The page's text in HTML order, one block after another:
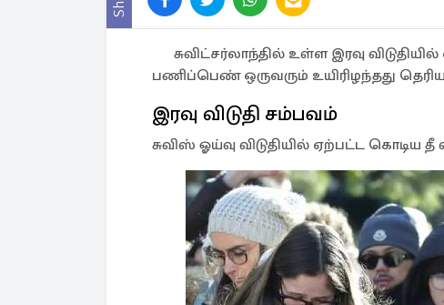
சுவிட்சர்லாந்தில் உள்ள இரவு
பணிப்பெண் ஒருவரும் உயிரிழந்தது
இரவு விடுதி சம்பவம்
சுவிஸ் ஓய்வு விடுதியில் ஏற்பட்ட கொடிய தீ